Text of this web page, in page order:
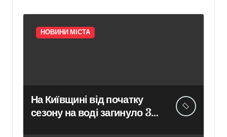
НОВИНИ МІСТА
На Київщині від початку
сезону на воді загинуло 35